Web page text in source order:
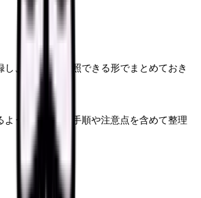
し、いつでも参照できる形でまとめておき
よう、具体的な手順や注意点を含めて整理